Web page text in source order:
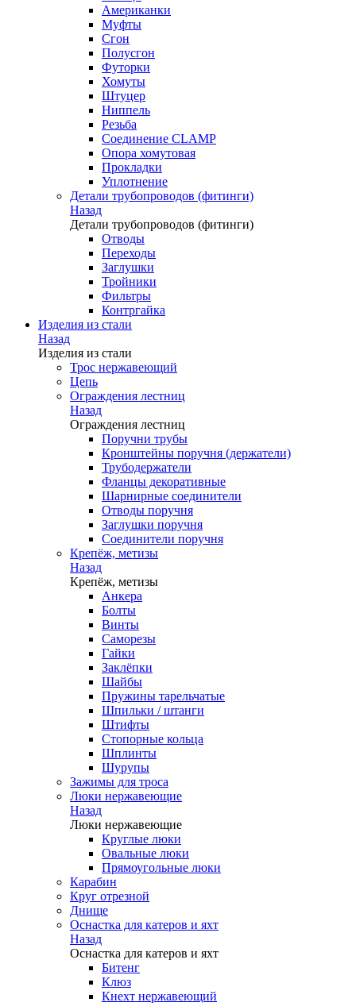
Американки
Муфты
Сгон
Полусгон
Футорки
Хомуты
Штуцер
Ниппель
Резьба
Соединение CLAMP
Опора хомутовая
Прокладки
Уплотнение
Детали трубопроводов (фитинги)
Назад
Детали трубопроводов (фитинги)
Отводы
Переходы
Заглушки
Тройники
Фильтры
Контргайка
Изделия из стали
Назад
Изделия из стали
Трос нержавеющий
Цепь
Ограждения лестниц
Назад
Ограждения лестниц
Поручни трубы
Кронштейны поручня (держатели)
Трубодержатели
Фланцы декоративные
Шарнирные соединители
Отводы поручня
Заглушки поручня
Соединители поручня
Крепёж, метизы
Назад
Крепёж, метизы
Анкера
Болты
Винты
Саморезы
Гайки
Заклёпки
Шайбы
Пружины тарельчатые
Шпильки / штанги
Штифты
Стопорные кольца
Шплинты
Шурупы
Зажимы для троса
Люки нержавеющие
Назад
Люки нержавеющие
Круглые люки
Овальные люки
Прямоугольные люки
Карабин
Круг отрезной
Днище
Оснастка для катеров и яхт
Назад
Оснастка для катеров и яхт
Битенг
Клюз
Кнехт нержавеющий